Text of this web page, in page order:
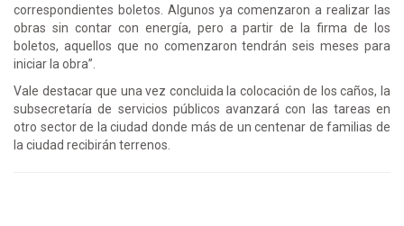
correspondientes boletos. Algunos ya comenzaron a realizar las
obras sin contar con energía, pero a partir de la firma de los
boletos, aquellos que no comenzaron tendrán seis meses para
iniciar la obra”.
Vale destacar que una vez concluida la colocación de los caños, la
subsecretaría de servicios públicos avanzará con las tareas en
otro sector de la ciudad donde más de un centenar de familias de
la ciudad recibirán terrenos.